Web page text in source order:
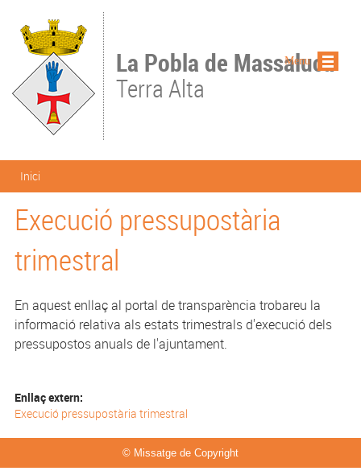
La Pobla de Massaluca
Terra Alta
Esteu aquí
Inici
Execució pressupostària
trimestral
En aquest enllaç al portal de transparència trobareu la
informació relativa als estats trimestrals d'execució dels
pressupostos anuals de l'ajuntament.
Enllaç extern:
Execució pressupostària trimestral
© Missatge de Copyright
Menu